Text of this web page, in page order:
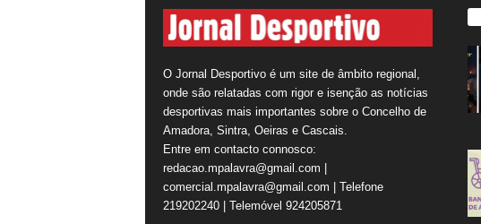
O Jornal Desportivo é um site de âmbito regional,
onde são relatadas com rigor e isenção as notícias
desportivas mais importantes sobre o Concelho de
Amadora, Sintra, Oeiras e Cascais.
Entre em contacto connosco:
redacao.mpalavra@gmail.com |
comercial.mpalavra@gmail.com | Telefone
219202240 | Telemóvel 924205871